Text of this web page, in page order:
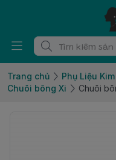
Trang chủ Phụ Liệu
Chuôi bông Xi
Chuôi